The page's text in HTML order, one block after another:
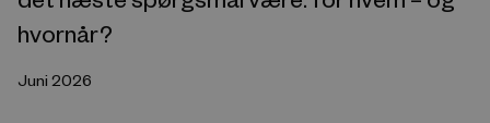
hvornår?
Juni 2026